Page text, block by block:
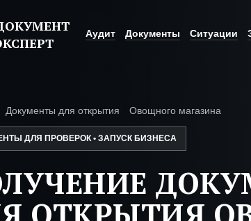
Аудит Документы Ситуации
Документы для открытия Овощного магазина
ДЛЯ ПРОВЕРОК • ЗАПУСК БИЗНЕСА